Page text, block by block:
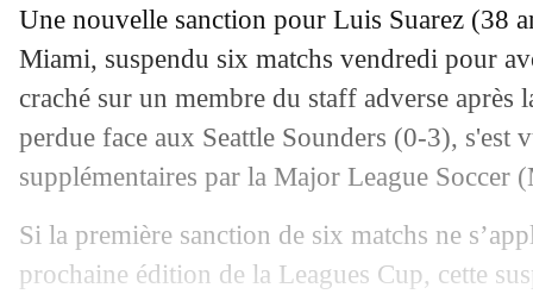
Une nouvelle sanction pour Luis Suarez (38
Miami, suspendu six matchs vendredi pour
craché sur un membre du staff adverse après
perdue face aux Seattle Sounders (0-3), s'est
supplémentaires par la Major League Soccer
Si la première sanction de six matchs ne
prochaine édition de la Leagues Cup, cette
09/09 OM (f): deux recrues s'en vont déjà
09/09 Wrexham: l'idée Dele Alli
09/09 Lyon: pas si grave pour Niakhaté
09/09 Athletic: gros coup dur pour Nico